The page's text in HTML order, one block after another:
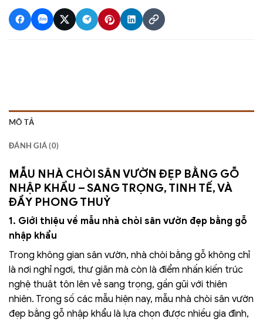
MÔ TẢ
ĐÁNH GIÁ (0)
MẪU NHÀ CHÒI SÂN VƯỜN ĐẸP BẰNG GỖ
NHẬP KHẨU – SANG TRỌNG, TINH TẾ, VÀ
ĐẦY PHONG THUỶ
1. Giới thiệu về mẫu nhà chòi sân vườn đẹp bằng gỗ
nhập khẩu
Trong không gian sân vườn, nhà chòi bằng gỗ không chỉ
là nơi nghỉ ngơi, thư giãn mà còn là điểm nhấn kiến trúc
nghệ thuật tôn lên vẻ sang trọng, gần gũi với thiên
nhiên. Trong số các mẫu hiện nay, mẫu nhà chòi sân vườn
đẹp bằng gỗ nhập khẩu là lựa chọn được nhiều gia đình,